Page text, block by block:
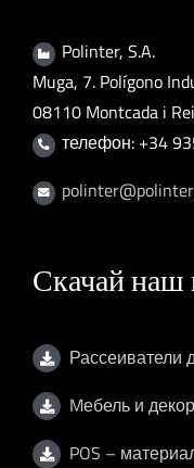
Polinter, S.A.
Muga, 7. Polígono
08110 Montcada i
телефон: +34
Скачай наш
Рассеиватели
Mебель и декор
POS –